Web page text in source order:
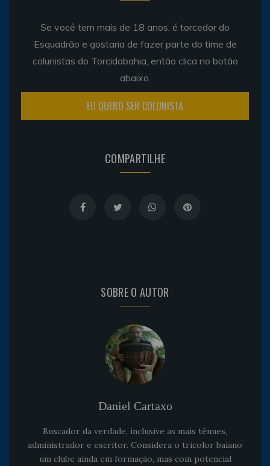
Se você tem mais de 18 anos, é torcedor do
Esquadrão e gostaria de fazer parte do time de
colunistas do Torcidabahia, então clica no botão
abaixo.
EU QUERO SER COLUNISTA
COMPARTILHE
SOBRE O AUTOR
Daniel Cartaxo
Buscador da verdade, inclusive as mais tênues,
administrador e escritor. Considera o tricolor baiano
um clube ainda em formação, mas com potencial